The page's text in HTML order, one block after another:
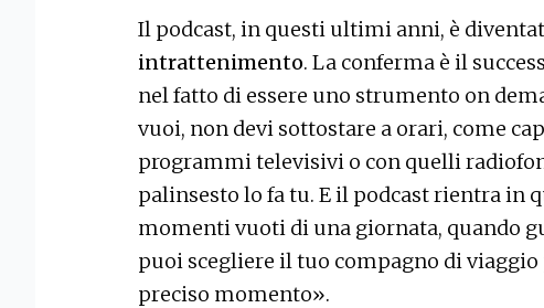
Il podcast, in questi ultimi anni, è
intrattenimento. La conferma è il
nel fatto di essere uno strumento on
vuoi, non devi sottostare a orari, come
programmi televisivi o con quelli
palinsesto lo fa tu. E il podcast rientra in
momenti vuoti di una giornata, quando
puoi scegliere il tuo compagno di
preciso momento».